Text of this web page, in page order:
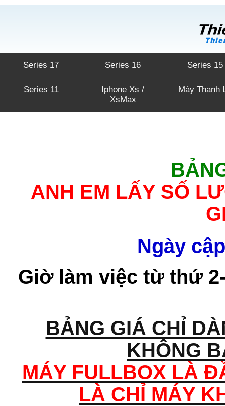
Series 17 Series 16 Series 15
Series 11
Iphone Xs /
XsMax
Máy Thanh
ANH EM LẤY SỐ
Ngày
Giờ làm việc từ thứ
BẢNG GIÁ CHỈ
KHÔNG
MÁY FULLBOX LÀ
LÀ CHỈ MÁY